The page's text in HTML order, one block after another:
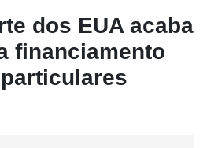
dos EUA acaba
financiamento